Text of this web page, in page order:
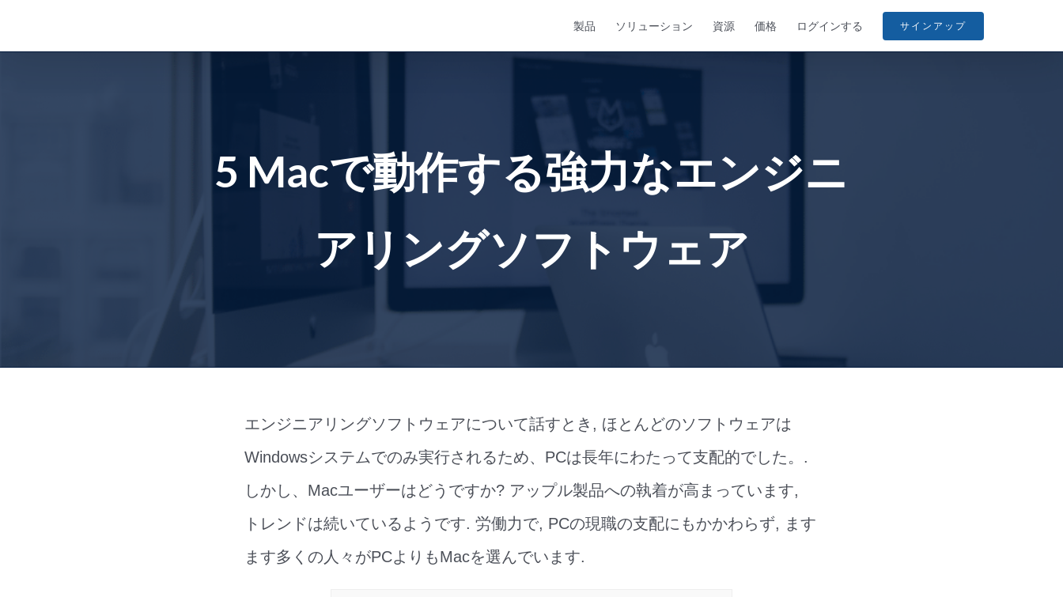
テ
製品 ソリューション 資源 価格 ログインする サインアップ
5 Macで動作する強力なエンジニ
アリングソフトウェア
エンジニアリングソフトウェアについて話すとき, ほとんどのソフトウェアは
Windowsシステムでのみ実行されるため、PCは長年にわたって支配的でした。.
しかし、Macユーザーはどうですか? アップル製品への執着が高まっています,
トレンドは続いているようです. 労働力で, PCの現職の支配にもかかわらず, ます
ます多くの人々がPCよりもMacを選んでいます.